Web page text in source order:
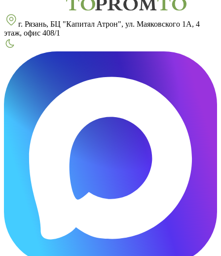
г. Рязань, БЦ "Капитал Атрон", ул. Маяковского 1А, 4
этаж, офис 408/1